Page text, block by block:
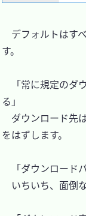
デフォルトはす
す。
「常に規定のダ
る」
ダウンロード先
をはずします。
「ダウンロード
いちいち、面倒